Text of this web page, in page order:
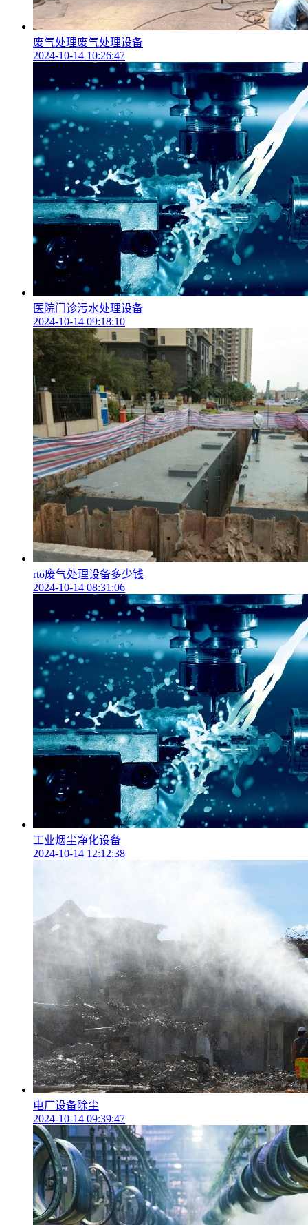
废气处理废气处理设备
2024-10-14 10:26:47
医院门诊污水处理设备
2024-10-14 09:18:10
rto废气处理设备多少钱
2024-10-14 08:31:06
工业烟尘净化设备
2024-10-14 12:12:38
电厂设备除尘
2024-10-14 09:39:47